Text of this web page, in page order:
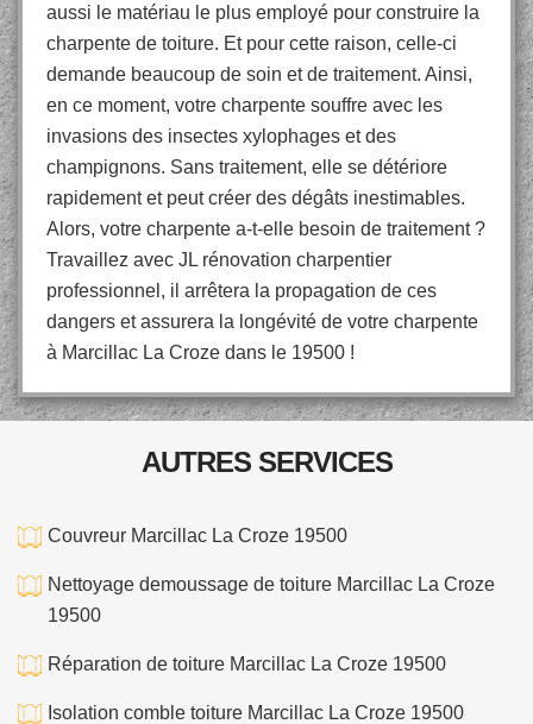
aussi le matériau le plus employé pour construire la
charpente de toiture. Et pour cette raison, celle-ci
demande beaucoup de soin et de traitement. Ainsi,
en ce moment, votre charpente souffre avec les
invasions des insectes xylophages et des
champignons. Sans traitement, elle se détériore
rapidement et peut créer des dégâts inestimables.
Alors, votre charpente a-t-elle besoin de traitement ?
Travaillez avec JL rénovation charpentier
professionnel, il arrêtera la propagation de ces
dangers et assurera la longévité de votre charpente
à Marcillac La Croze dans le 19500 !
AUTRES SERVICES
Couvreur Marcillac La Croze 19500
Nettoyage demoussage de toiture Marcillac La Croze
19500
Réparation de toiture Marcillac La Croze 19500
Isolation comble toiture Marcillac La Croze 19500